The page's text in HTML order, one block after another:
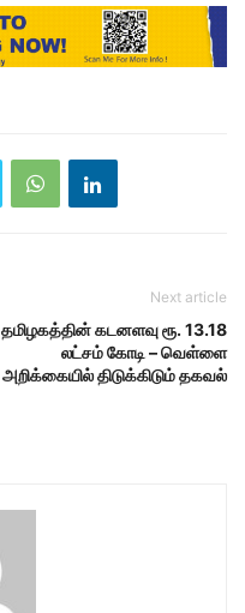
Next article
தமிழகத்தின் கடனளவு ரூ. 13.18
லட்சம் கோடி – வெள்ளை
அறிக்கையில் திடுக்கிடும் தகவல்